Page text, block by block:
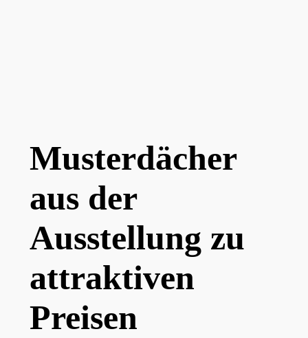
Musterdächer
aus der
Ausstellung zu
attraktiven
Preisen